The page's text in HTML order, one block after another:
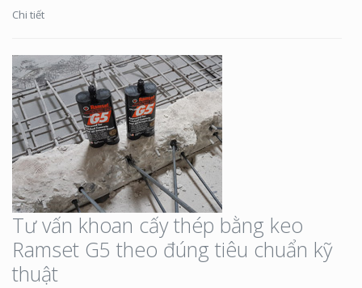
Chi tiết
Tư vấn khoan cấy thép bằng keo
Ramset G5 theo đúng tiêu chuẩn kỹ
thuật